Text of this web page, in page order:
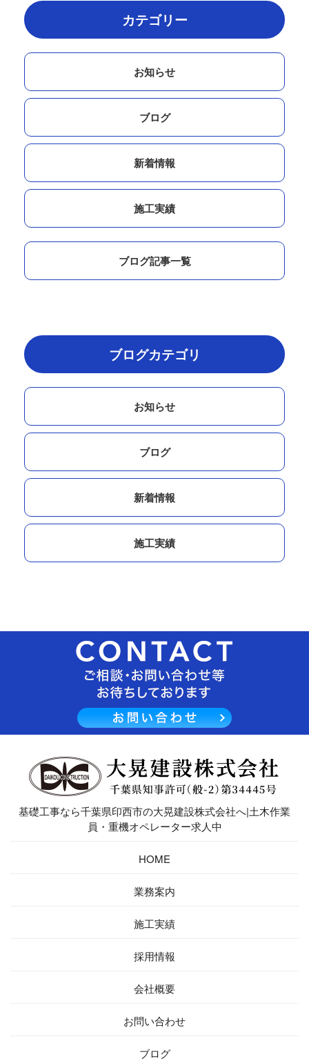
カテゴリー
お知らせ
ブログ
新着情報
施工実績
ブログ記事一覧
ブログカテゴリ
お知らせ
ブログ
新着情報
施工実績
基礎工事なら千葉県印西市の大晃建設株式会社へ|土木作業
員・重機オペレーター求人中
HOME
業務案内
施工実績
採用情報
会社概要
お問い合わせ
ブログ